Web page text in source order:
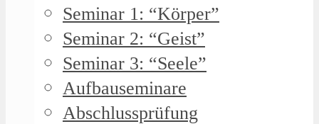
Seminar 1: “Körper”
Seminar 2: “Geist”
Seminar 3: “Seele”
Aufbauseminare
Abschlussprüfung